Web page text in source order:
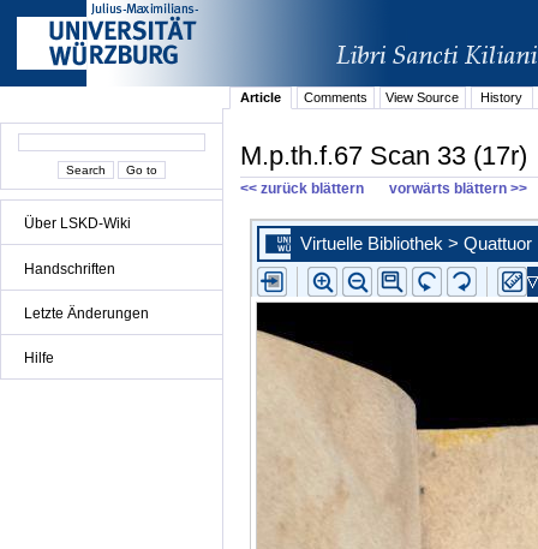
Über LSKD-Wiki
Handschriften
Letzte Änderungen
Hilfe
Article Comments View Source History
M.p.th.f.67 Scan 33 (17r)
<< zurück blättern vorwärts blättern >>